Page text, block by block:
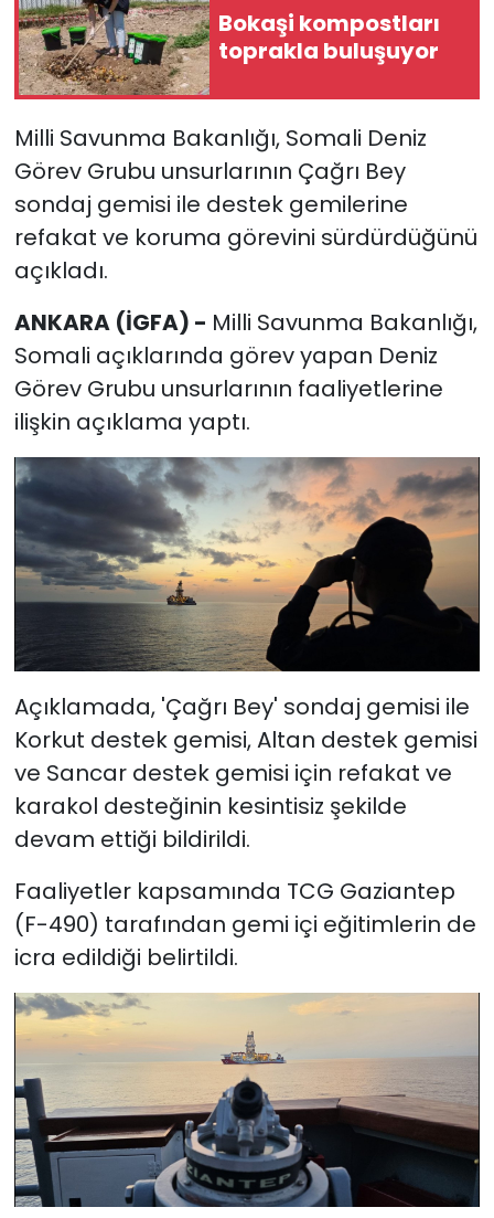
Bokaşi kompostları
toprakla buluşuyor
Milli Savunma Bakanlığı, Somali Deniz
Görev Grubu unsurlarının Çağrı Bey
sondaj gemisi ile destek gemilerine
refakat ve koruma görevini sürdürdüğünü
açıkladı.
ANKARA (İGFA) - Milli Savunma Bakanlığı,
Somali açıklarında görev yapan Deniz
Görev Grubu unsurlarının faaliyetlerine
ilişkin açıklama yaptı.
Açıklamada, 'Çağrı Bey' sondaj gemisi ile
Korkut destek gemisi, Altan destek gemisi
ve Sancar destek gemisi için refakat ve
karakol desteğinin kesintisiz şekilde
devam ettiği bildirildi.
Faaliyetler kapsamında TCG Gaziantep
(F-490) tarafından gemi içi eğitimlerin de
icra edildiği belirtildi.